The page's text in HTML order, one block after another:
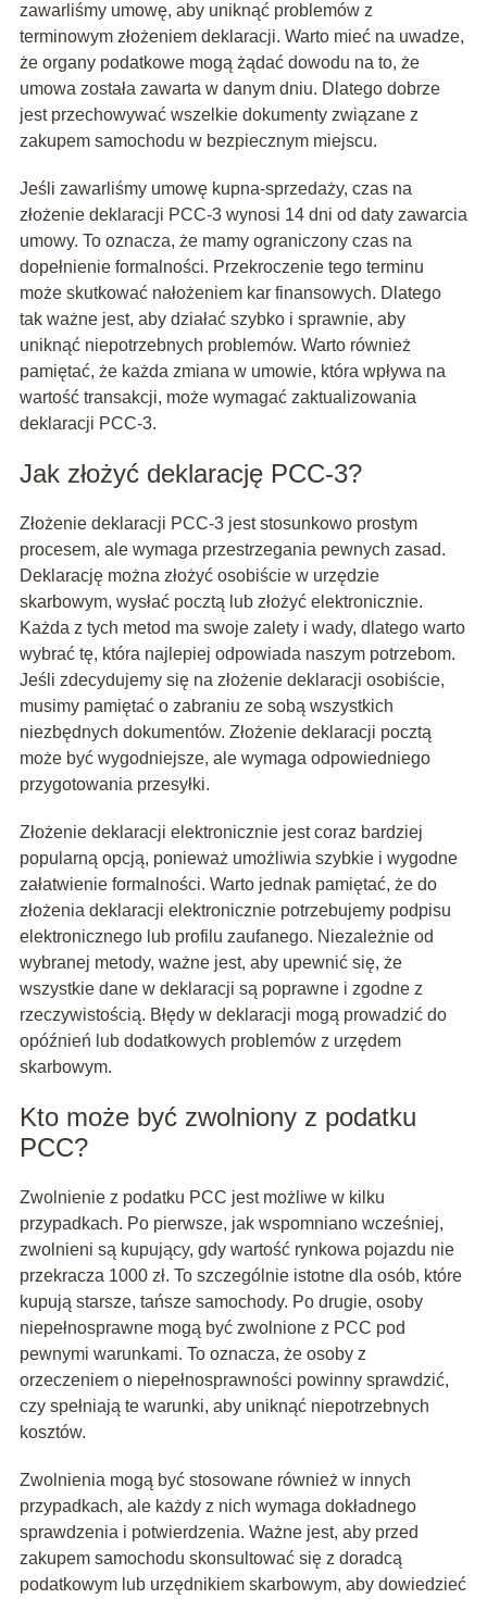
zawarliśmy umowę, aby uniknąć problemów z
terminowym złożeniem deklaracji. Warto mieć na uwadze,
że organy podatkowe mogą żądać dowodu na to, że
umowa została zawarta w danym dniu. Dlatego dobrze
jest przechowywać wszelkie dokumenty związane z
zakupem samochodu w bezpiecznym miejscu.
Jeśli zawarliśmy umowę kupna-sprzedaży, czas na
złożenie deklaracji PCC-3 wynosi 14 dni od daty zawarcia
umowy. To oznacza, że mamy ograniczony czas na
dopełnienie formalności. Przekroczenie tego terminu
może skutkować nałożeniem kar finansowych. Dlatego
tak ważne jest, aby działać szybko i sprawnie, aby
uniknąć niepotrzebnych problemów. Warto również
pamiętać, że każda zmiana w umowie, która wpływa na
wartość transakcji, może wymagać zaktualizowania
deklaracji PCC-3.
Jak złożyć deklarację PCC-3?
Złożenie deklaracji PCC-3 jest stosunkowo prostym
procesem, ale wymaga przestrzegania pewnych zasad.
Deklarację można złożyć osobiście w urzędzie
skarbowym, wysłać pocztą lub złożyć elektronicznie.
Każda z tych metod ma swoje zalety i wady, dlatego warto
wybrać tę, która najlepiej odpowiada naszym potrzebom.
Jeśli zdecydujemy się na złożenie deklaracji osobiście,
musimy pamiętać o zabraniu ze sobą wszystkich
niezbędnych dokumentów. Złożenie deklaracji pocztą
może być wygodniejsze, ale wymaga odpowiedniego
przygotowania przesyłki.
Złożenie deklaracji elektronicznie jest coraz bardziej
popularną opcją, ponieważ umożliwia szybkie i wygodne
załatwienie formalności. Warto jednak pamiętać, że do
złożenia deklaracji elektronicznie potrzebujemy podpisu
elektronicznego lub profilu zaufanego. Niezależnie od
wybranej metody, ważne jest, aby upewnić się, że
wszystkie dane w deklaracji są poprawne i zgodne z
rzeczywistością. Błędy w deklaracji mogą prowadzić do
opóźnień lub dodatkowych problemów z urzędem
skarbowym.
Kto może być zwolniony z podatku
PCC?
Zwolnienie z podatku PCC jest możliwe w kilku
przypadkach. Po pierwsze, jak wspomniano wcześniej,
zwolnieni są kupujący, gdy wartość rynkowa pojazdu nie
przekracza 1000 zł. To szczególnie istotne dla osób, które
kupują starsze, tańsze samochody. Po drugie, osoby
niepełnosprawne mogą być zwolnione z PCC pod
pewnymi warunkami. To oznacza, że osoby z
orzeczeniem o niepełnosprawności powinny sprawdzić,
czy spełniają te warunki, aby uniknąć niepotrzebnych
kosztów.
Zwolnienia mogą być stosowane również w innych
przypadkach, ale każdy z nich wymaga dokładnego
sprawdzenia i potwierdzenia. Ważne jest, aby przed
zakupem samochodu skonsultować się z doradcą
podatkowym lub urzędnikiem skarbowym, aby dowiedzieć